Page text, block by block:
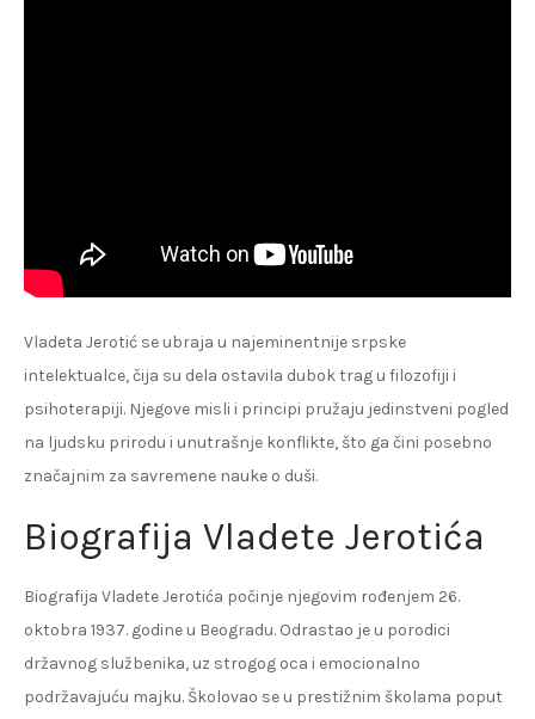
Vladeta Jerotić se ubraja u najeminentnije srpske
intelektualce, čija su dela ostavila dubok trag u filozofiji i
psihoterapiji. Njegove misli i principi pružaju jedinstveni pogled
na ljudsku prirodu i unutrašnje konflikte, što ga čini posebno
značajnim za savremene nauke o duši.
Biografija Vladete Jerotića
Biografija Vladete Jerotića počinje njegovim rođenjem 26.
oktobra 1937. godine u Beogradu. Odrastao je u porodici
državnog službenika, uz strogog oca i emocionalno
podržavajuću majku. Školovao se u prestižnim školama poput